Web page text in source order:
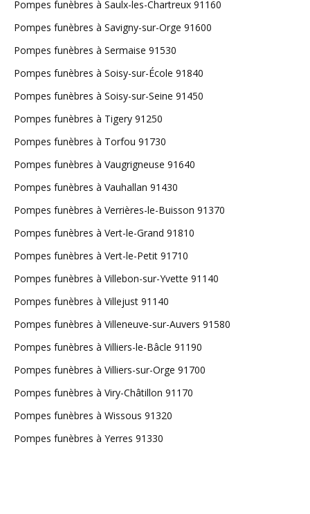
Pompes funèbres à Saulx-les-Chartreux 91160
Pompes funèbres à Savigny-sur-Orge 91600
Pompes funèbres à Sermaise 91530
Pompes funèbres à Soisy-sur-École 91840
Pompes funèbres à Soisy-sur-Seine 91450
Pompes funèbres à Tigery 91250
Pompes funèbres à Torfou 91730
Pompes funèbres à Vaugrigneuse 91640
Pompes funèbres à Vauhallan 91430
Pompes funèbres à Verrières-le-Buisson 91370
Pompes funèbres à Vert-le-Grand 91810
Pompes funèbres à Vert-le-Petit 91710
Pompes funèbres à Villebon-sur-Yvette 91140
Pompes funèbres à Villejust 91140
Pompes funèbres à Villeneuve-sur-Auvers 91580
Pompes funèbres à Villiers-le-Bâcle 91190
Pompes funèbres à Villiers-sur-Orge 91700
Pompes funèbres à Viry-Châtillon 91170
Pompes funèbres à Wissous 91320
Pompes funèbres à Yerres 91330